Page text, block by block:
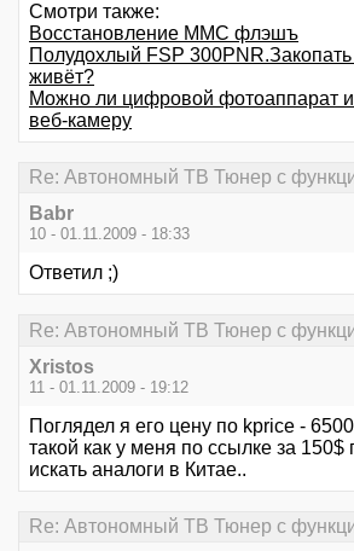
Смотри также:
Восстановление MMC флэшъ
Полудохлый FSP
живёт?
Можно ли цифровой фотоаппарат
веб-камеру
Re: Автономный ТВ Тюнер с
Babr
10 - 01.11.2009 - 18:33
Ответил ;)
Re: Автономный ТВ Тюнер с
Xristos
11 - 01.11.2009 - 19:12
Поглядел я его цену по kprice -
такой как у меня по ссылке за 150$
искать аналоги в Китае..
Re: Автономный ТВ Тюнер с